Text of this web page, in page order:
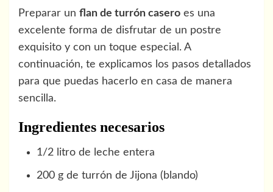
Preparar un flan de turrón casero es una
excelente forma de disfrutar de un postre
exquisito y con un toque especial. A
continuación, te explicamos los pasos detallados
para que puedas hacerlo en casa de manera
sencilla.
Ingredientes necesarios
1/2 litro de leche entera
200 g de turrón de Jijona (blando)